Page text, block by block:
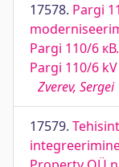
17578. Pargi
Pargi 110/6
Pargi 110/6 kV
Zverev, Sergei
17579.